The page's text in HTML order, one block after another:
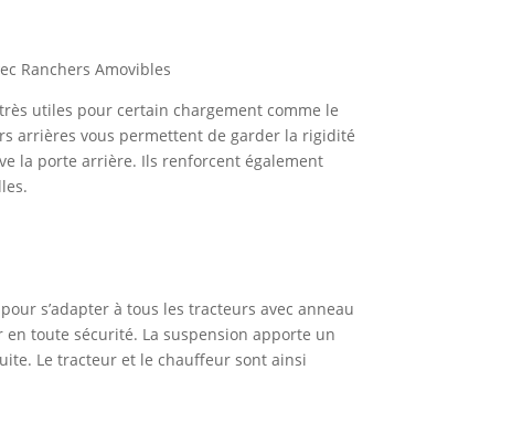
Ranchers Amovibles
utiles pour certain chargement comme le
arrières vous permettent de garder la rigidité
la porte arrière. Ils renforcent également
s’adapter à tous les tracteurs avec anneau
toute sécurité. La suspension apporte un
Le tracteur et le chauffeur sont ainsi